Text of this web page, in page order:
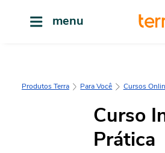
menu
Produtos Terra Para Você Cursos
Curso
Prática